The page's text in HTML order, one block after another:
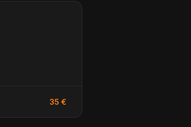
35 €